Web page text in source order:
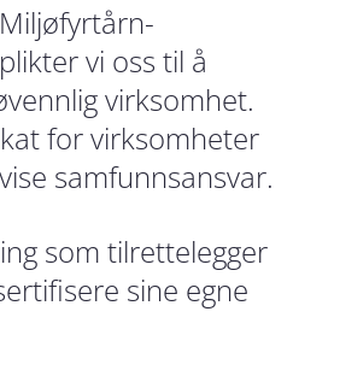
vi oss til å
virksomhet.
for virksomheter
samfunnsansvar.
som tilrettelegger
sine egne